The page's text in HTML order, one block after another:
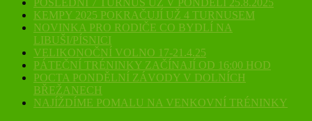
POSLEDNÍ 7 TURNUS UŽ V PONDĚLÍ 25.8.2025
KEMPY 2025 POKRAČUJÍ UŽ 4 TURNUSEM
NOVINKA PRO RODIČE CO BYDLÍ NA
LIBUŠI/PÍSNICI
VELIKONOČNÍ VOLNO 17-21.4.25
PÁTEČNÍ TRÉNINKY ZAČÍNAJÍ OD 16:00 HOD
POCTA PONDĚLNÍ ZÁVODY V DOLNÍCH
BŘEŽANECH
NAJÍŽDÍME POMALU NA VENKOVNÍ TRÉNINKY